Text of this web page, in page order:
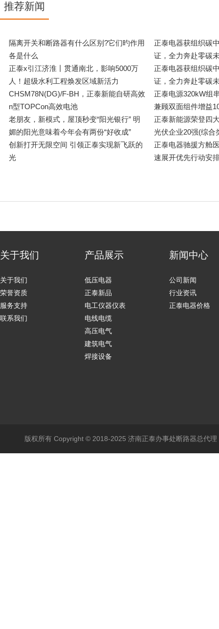
推荐新闻
隔离开关和断路器有什么区别?它们旳作用
各是什么
正泰电器获组织碳
证，全力奔赴零碳
正泰x引江济淮丨贯通南北，影响5000万
人！超级水利工程焕发区域新活力
正泰电器获组织碳
证，全力奔赴零碳
CHSM78N(DG)/F-BH，正泰新能自研高效
n型TOPCon高效电池
正泰电源320kW组
兼顾双面组件增益
老朋友，新模式，屋顶秒变“阳光银行” 明
媚的阳光意味着今年会有两份“好收成”
正泰新能源荣登四
光伏企业20强(综合
创新打开无限空间 引领正泰实现新飞跃的
光
正泰电器驰援方舱
速展开优先行动安
关于我们
关于我们
荣誉资质
服务支持
联系我们
产品展示
低压电器
正泰新品
电工仪器仪表
电线电缆
高压电气
建筑电气
焊接设备
新闻中心
公司新闻
行业资讯
正泰电器价格
版权所有 Copyright © 2018-2025 济南正泰办事处断路器总代